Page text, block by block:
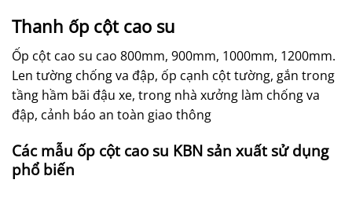
Thanh ốp cột cao su
Ốp cột cao su cao 800mm, 900mm, 1000mm, 1200mm.
Len tường chống va đập, ốp cạnh cột tường, gắn trong
tầng hầm bãi đậu xe, trong nhà xưởng làm chống va
đập, cảnh báo an toàn giao thông
Các mẫu ốp cột cao su KBN sản xuất sử dụng
phổ biến